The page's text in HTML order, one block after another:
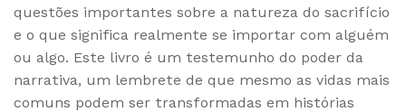
questões importantes sobre a natureza do sacrifício
e o que significa realmente se importar com alguém
ou algo. Este livro é um testemunho do poder da
narrativa, um lembrete de que mesmo as vidas mais
comuns podem ser transformadas em histórias